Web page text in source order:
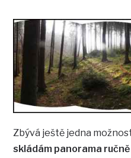
Zbývá ještě jedna
skládám panorama